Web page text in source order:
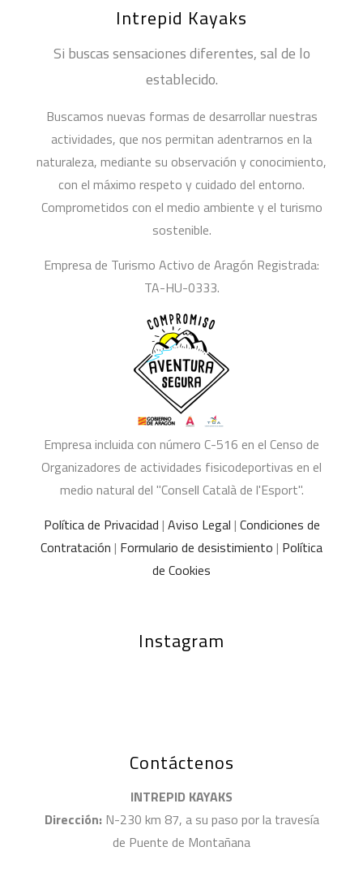
Intrepid Kayaks
Si buscas sensaciones diferentes, sal de lo
establecido.
Buscamos nuevas formas de desarrollar nuestras
actividades, que nos permitan adentrarnos en la
naturaleza, mediante su observación y conocimiento,
con el máximo respeto y cuidado del entorno.
Comprometidos con el medio ambiente y el turismo
sostenible.
Empresa de Turismo Activo de Aragón Registrada:
TA-HU-0333.
Empresa incluida con número C-516 en el Censo de
Organizadores de actividades fisicodeportivas en el
medio natural del "Consell Català de l'Esport".
Política de Privacidad | Aviso Legal | Condiciones de
Contratación | Formulario de desistimiento | Política
de Cookies
Instagram
Contáctenos
INTREPID KAYAKS
Dirección: N-230 km 87, a su paso por la travesía
de Puente de Montañana